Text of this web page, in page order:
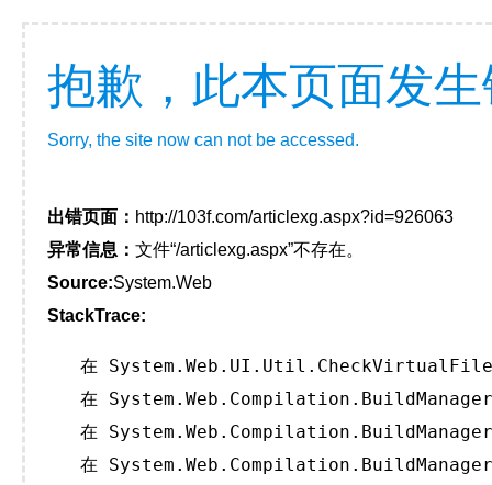
抱歉，此本页面发
Sorry, the site now can not be accessed.
出错页面： http://103f.com/articlexg.aspx?id=926063
异常信息： 文件“/articlexg.aspx”不存在。
Source:System.Web
StackTrace:
在
在
在
在